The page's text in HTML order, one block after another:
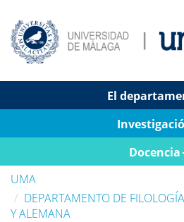
El
Docencia
UMA
DEPARTAMENTO DE
Y ALEMANA